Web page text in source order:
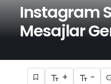
Instagram
Mesajlar
+ -